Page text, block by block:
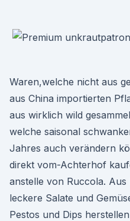
Waren,welche nicht aus
aus China importierten
aus wirklich wild
welche saisonal
Jahres auch verändern
direkt vom-Achterhof
anstelle von Ruccola.
leckere Salate und
Pestos und Dips